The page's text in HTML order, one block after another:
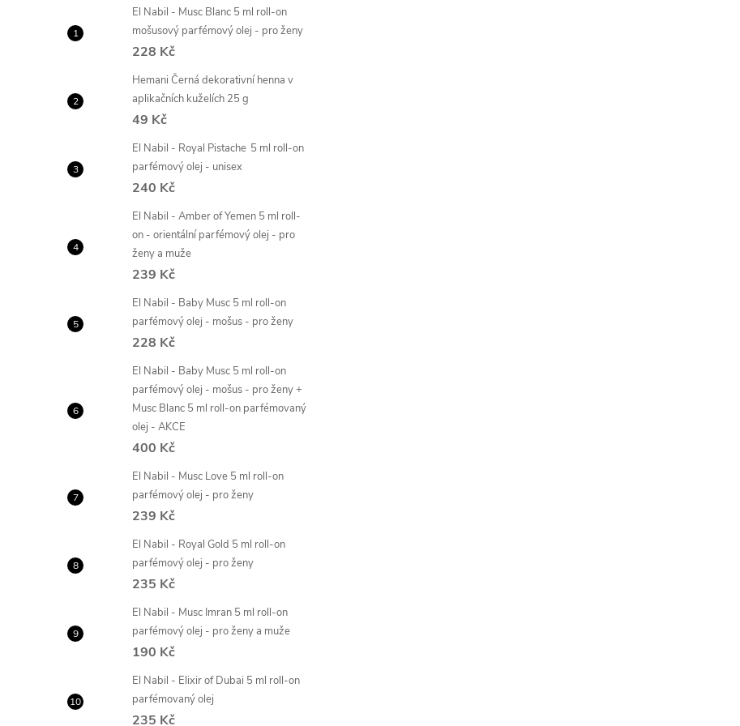
El Nabil - Musc Blanc 5 ml roll-on
mošusový parfémový olej - pro ženy
228 Kč
Hemani Černá dekorativní henna v
aplikačních kuželích 25 g
49 Kč
El Nabil - Royal Pistache 5 ml roll-on
parfémový olej - unisex
240 Kč
El Nabil - Amber of Yemen 5 ml roll-
on - orientální parfémový olej - pro
ženy a muže
239 Kč
El Nabil - Baby Musc 5 ml roll-on
parfémový olej - mošus - pro ženy
228 Kč
El Nabil - Baby Musc 5 ml roll-on
parfémový olej - mošus - pro ženy +
Musc Blanc 5 ml roll-on parfémovaný
olej - AKCE
400 Kč
El Nabil - Musc Love 5 ml roll-on
parfémový olej - pro ženy
239 Kč
El Nabil - Royal Gold 5 ml roll-on
parfémový olej - pro ženy
235 Kč
El Nabil - Musc Imran 5 ml roll-on
parfémový olej - pro ženy a muže
190 Kč
El Nabil - Elixir of Dubai 5 ml roll-on
parfémovaný olej
235 Kč